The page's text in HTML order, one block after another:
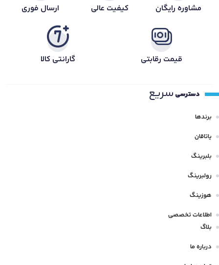
مشاوره رایگان کیفیت عالی ارسال فوری
قیمت رقابتی گارانتی کالا
دسترسی سریع
برندها
یاتاقان
بلبرینگ
رولبرینگ
هوزینگ
اطلاعات تخصصی
بلاگ
درباره ما